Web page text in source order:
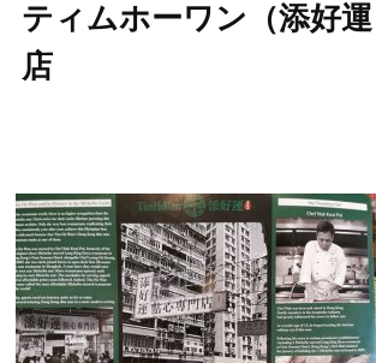
ティムホーワン（添好
店